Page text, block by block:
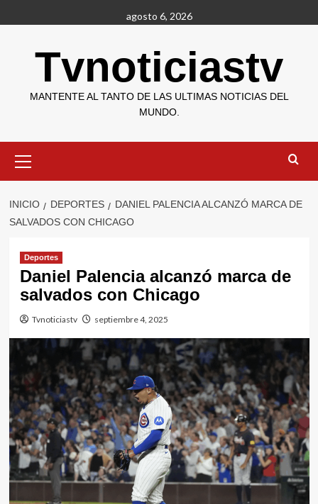
al
agosto 6, 2026
Tvnoticiastv
MANTENTE AL TANTO DE LAS ULTIMAS NOTICIAS DEL
MUNDO.
primario
INICIO DEPORTES
DANIEL PALENCIA ALCANZÓ MARCA DE
SALVADOS CON CHICAGO
Deportes
Daniel Palencia alcanzó marca de
salvados con Chicago
Tvnoticiastv septiembre 4, 2025